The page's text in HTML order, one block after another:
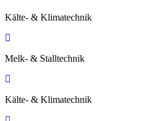
Kälte- & Klimatechnik
Melk- & Stalltechnik
Kälte- & Klimatechnik